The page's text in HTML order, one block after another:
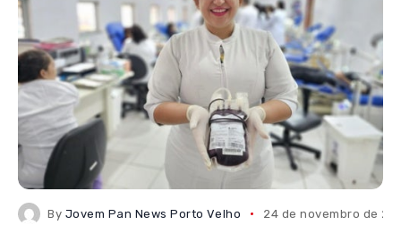
By Jovem Pan News Porto Velho 24 de novembro de